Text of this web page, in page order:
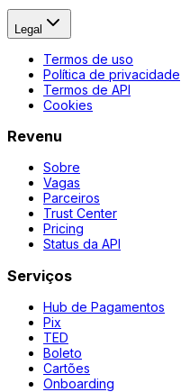
Legal
Termos de uso
Política de privacidade
Termos de API
Cookies
Revenu
Sobre
Vagas
Parceiros
Trust Center
Pricing
Status da API
Serviços
Hub de Pagamentos
Pix
TED
Boleto
Cartões
Onboarding